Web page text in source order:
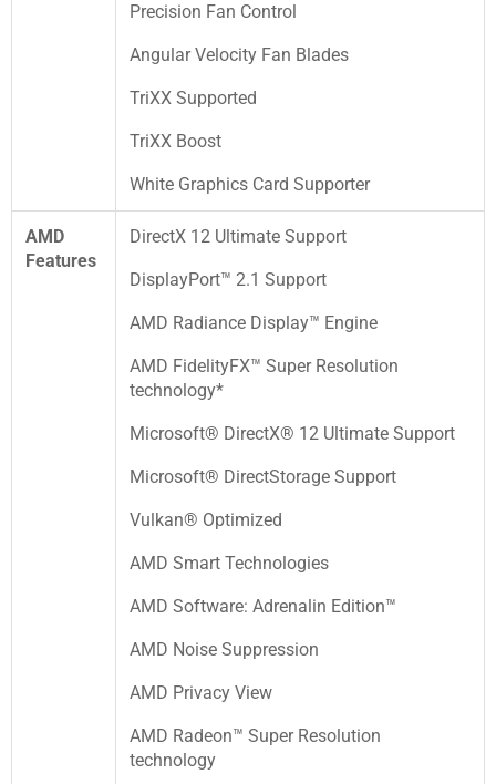
Precision Fan Control
Angular Velocity Fan Blades
TriXX Supported
TriXX Boost
White Graphics Card Supporter
AMD
Features
DirectX 12 Ultimate Support
DisplayPort™ 2.1 Support
AMD Radiance Display™ Engine
AMD FidelityFX™ Super Resolution
technology*
Microsoft® DirectX® 12 Ultimate Support
Microsoft® DirectStorage Support
Vulkan® Optimized
AMD Smart Technologies
AMD Software: Adrenalin Edition™
AMD Noise Suppression
AMD Privacy View
AMD Radeon™ Super Resolution
technology